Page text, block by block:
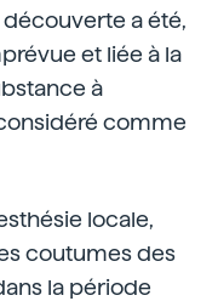
a été,
et liée à la
à
comme
locale,
coutumes des
la période